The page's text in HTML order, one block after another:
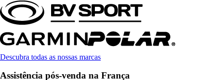
Descubra todas as nossas marcas
Assistência pós-venda na França